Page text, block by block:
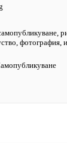
,
, фотография,